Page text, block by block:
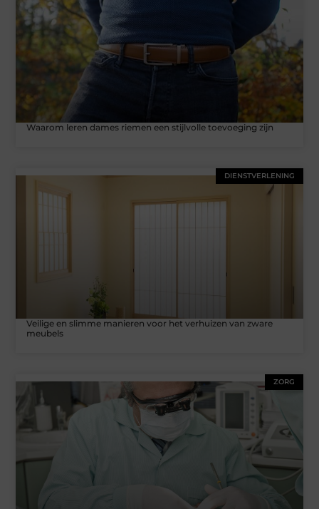
Waarom leren dames riemen een stijlvolle toevoeging zijn
DIENSTVERLENING
Veilige en slimme manieren voor het verhuizen van zware
meubels
ZORG